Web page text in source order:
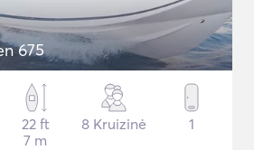
675
22 ft
7 m
8 Kruizinė 1